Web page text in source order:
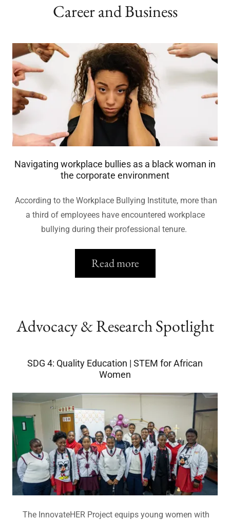
Career and Business
Navigating workplace bullies as a black woman in
the corporate environment
According to the Workplace Bullying Institute, more than
a third of employees have encountered workplace
bullying during their professional tenure.
Read more
Advocacy & Research Spotlight
SDG 4: Quality Education | STEM for African
Women
The InnovateHER Project equips young women with